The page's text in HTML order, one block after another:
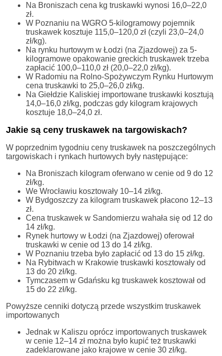
Na Broniszach cena kg truskawki wynosi 16,0–22,0
zł.
W Poznaniu na WGRO 5-kilogramowy pojemnik
truskawek kosztuje 115,0–120,0 zł (czyli 23,0–24,0
zł/kg).
Na rynku hurtowym w Łodzi (na Zjazdowej) za 5-
kilogramowe opakowanie greckich truskawek trzeba
zapłacić 100,0–110,0 zł (20,0–22,0 zł/kg).
W Radomiu na Rolno-Spożywczym Rynku Hurtowym
cena truskawki to 25,0–26,0 zł/kg.
Na Giełdzie Kaliskiej importowane truskawki kosztują
14,0–16,0 zł/kg, podczas gdy kilogram krajowych
kosztuje 18,0–24,0 zł.
Jakie są ceny truskawek na targowiskach?
W poprzednim tygodniu ceny truskawek na poszczególnych
targowiskach i rynkach hurtowych były następujące:
Na Broniszach kilogram oferwano w cenie od 9 do 12
zł/kg.
We Wrocławiu kosztowały 10–14 zł/kg.
W Bydgoszczy za kilogram truskawek płacono 12–13
zł.
Cena truskawek w Sandomierzu wahała się od 12 do
14 zł/kg.
Rynek hurtowy w Łodzi (na Zjazdowej) oferował
truskawki w cenie od 13 do 14 zł/kg.
W Poznaniu trzeba było zapłacić od 13 do 15 zł/kg.
Na Rybitwach w Krakowie truskawki kosztowały od
13 do 20 zł/kg.
Tymczasem w Gdańsku kg truskawek kosztował od
15 do 22 zł/kg.
Powyższe cenniki dotyczą przede wszystkim truskawek
importowanych
Jednak w Kaliszu oprócz importowanych truskawek
w cenie 12–14 zł można było kupić też truskawki
zadeklarowane jako krajowe w cenie 30 zł/kg.